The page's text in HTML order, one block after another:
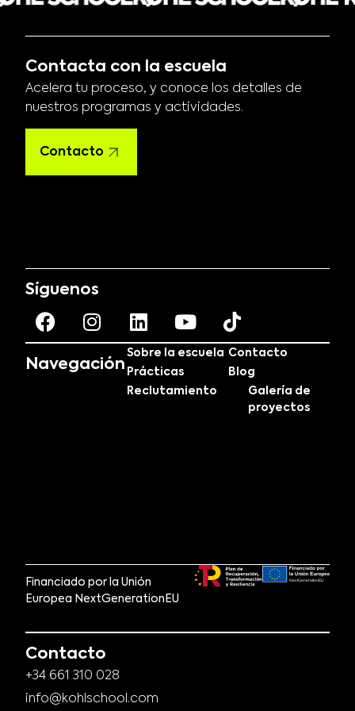
Navegación
Sobre la escuela
Prácticas
Reclutamiento
Contacto
Blog
Galería de
proyectos
Financiado por la Unión
Europea NextGenerationEU
Contacto
+34 661 310 028
info@kohlschool.com
Contacta con la escuela
Acelera tu proceso, y conoce los detalles de
nuestros programas y actividades.
Contacto
Síguenos